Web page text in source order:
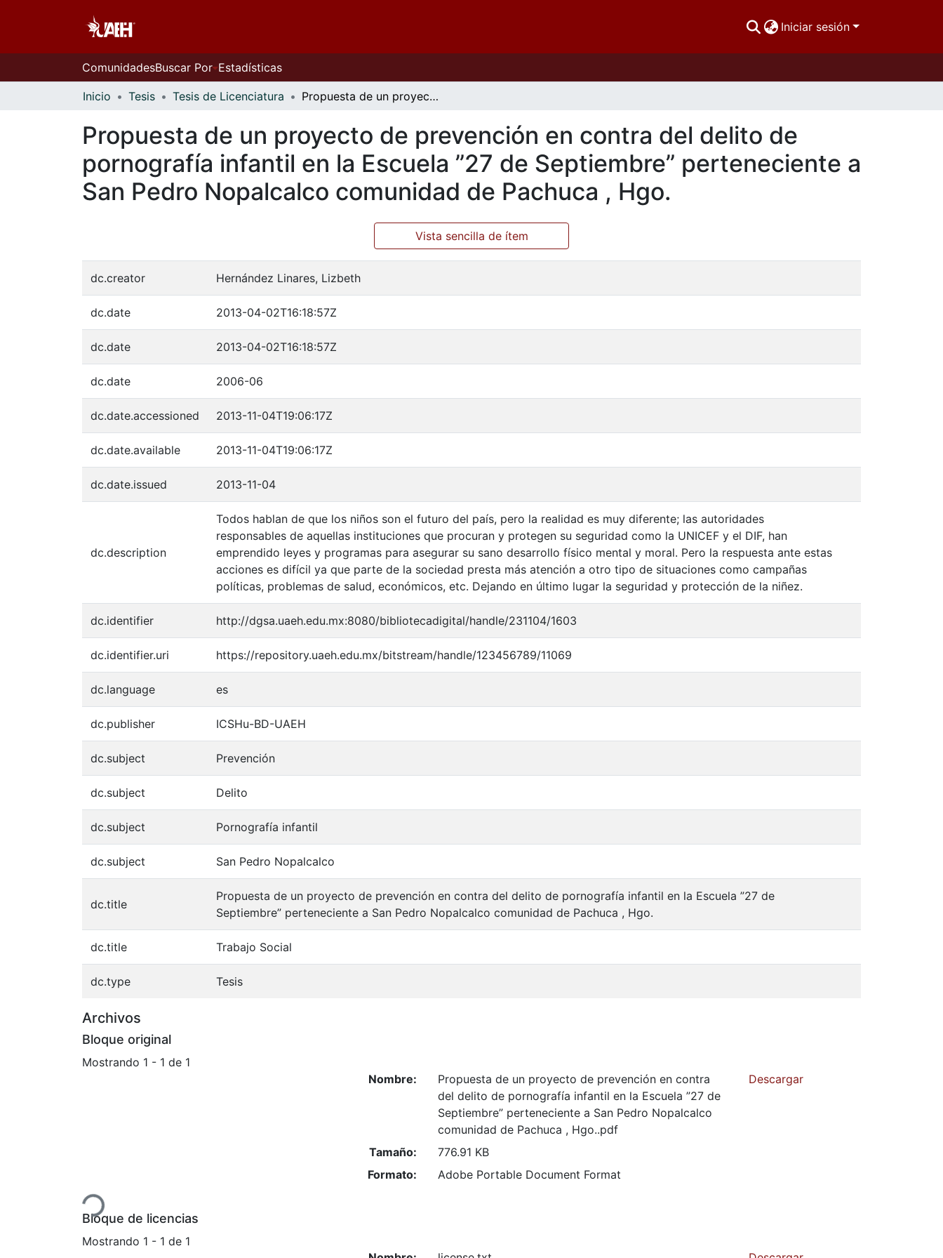
Iniciar sesión
ComunidadesBuscar Por Estadísticas
Inicio Tesis Tesis de Licenciatura Propuesta de un proyecto de prevención en contra del delito de pornografía infantil en la Escuela ”27 de Septiembre” perteneciente a San Pedro Nopalcalco comunidad de Pachuca , Hgo.
Propuesta de un proyecto de prevención en contra del delito de
pornografía infantil en la Escuela ”27 de Septiembre” perteneciente a
San Pedro Nopalcalco comunidad de Pachuca , Hgo.
Vista sencilla de ítem
dc.creator Hernández Linares, Lizbeth
dc.date 2013-04-02T16:18:57Z
dc.date 2013-04-02T16:18:57Z
dc.date 2006-06
dc.date.accessioned 2013-11-04T19:06:17Z
dc.date.available 2013-11-04T19:06:17Z
dc.date.issued 2013-11-04
dc.description
Todos hablan de que los niños son el futuro del país, pero la realidad es muy diferente; las autoridades
responsables de aquellas instituciones que procuran y protegen su seguridad como la UNICEF y el DIF, han
emprendido leyes y programas para asegurar su sano desarrollo físico mental y moral. Pero la respuesta ante estas
acciones es difícil ya que parte de la sociedad presta más atención a otro tipo de situaciones como campañas
políticas, problemas de salud, económicos, etc. Dejando en último lugar la seguridad y protección de la niñez.
dc.identifier http://dgsa.uaeh.edu.mx:8080/bibliotecadigital/handle/231104/1603
dc.identifier.uri https://repository.uaeh.edu.mx/bitstream/handle/123456789/11069
dc.language es
dc.publisher ICSHu-BD-UAEH
dc.subject Prevención
dc.subject Delito
dc.subject Pornografía infantil
dc.subject San Pedro Nopalcalco
dc.title
Propuesta de un proyecto de prevención en contra del delito de pornografía infantil en la Escuela ”27 de
Septiembre” perteneciente a San Pedro Nopalcalco comunidad de Pachuca , Hgo.
dc.title Trabajo Social
dc.type Tesis
Archivos
Bloque original
Mostrando 1 - 1 de 1
Cargando...
Nombre:
Propuesta de un proyecto de prevención en contra
del delito de pornografía infantil en la Escuela ”27 de
Septiembre” perteneciente a San Pedro Nopalcalco
comunidad de Pachuca , Hgo..pdf
Tamaño:
776.91 KB
Formato:
Adobe Portable Document Format
Descargar
Bloque de licencias
Mostrando 1 - 1 de 1